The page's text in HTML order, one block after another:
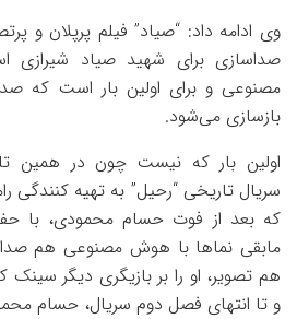
وی ادامه داد: “صیاد” فیلم پرپلان و
صداسازی برای شهید صیاد
مصنوعی و برای اولین بار است
بازسازی می‌شود.
اولین بار که نیست چون در همین
سریال تاریخی “رحیل” به تهیه کنندگی
که بعد از فوت حسام محمودی، با
مابقی نماها با هوش مصنوعی هم‌
هم تصویر، او را بر بازیگری دیگر
و تا انتهای فصل دوم سریال، حسام